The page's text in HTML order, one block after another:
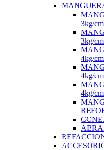
3kg/
3kg/
4kg/
4kg/
4kg/